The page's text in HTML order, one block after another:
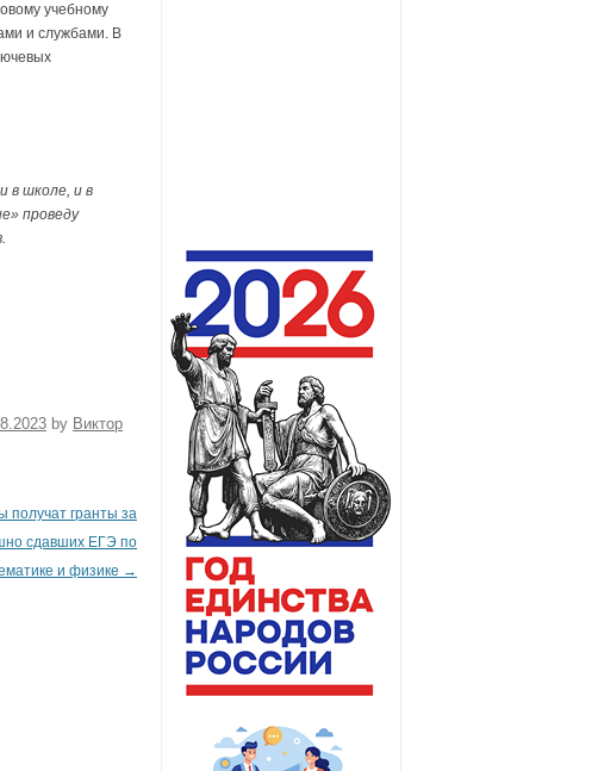
учебному
и службами. В
в школе, и в
проведу
by Виктор
получат гранты за
сдавших ЕГЭ по
и физике →